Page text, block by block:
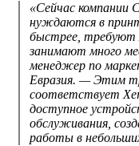
«Сейчас компании
нуждаются в
быстрее, требуют
занимают много
менеджер по
Евразия. — Этим
соответствует
доступное
обслуживания,
работы в